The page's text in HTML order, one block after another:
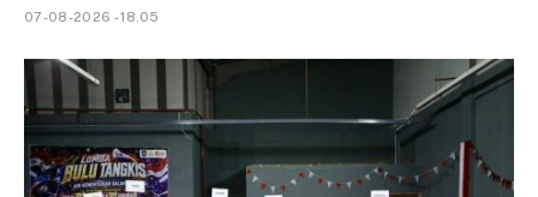
07-08-2026 - 18.05